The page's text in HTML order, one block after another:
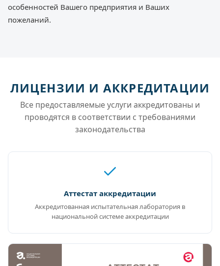
особенностей Вашего предприятия и Ваших
пожеланий.
ЛИЦЕНЗИИ И АККРЕДИТАЦИИ
Все предоставляемые услуги аккредитованы и
проводятся в соответствии с требованиями
законодательства
Аттестат аккредитации
Аккредитованная испытательная лаборатория в
национальной системе аккредитации